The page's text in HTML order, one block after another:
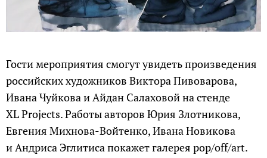
Гости мероприятия смогут увидеть произведения
российских художников Виктора Пивоварова,
Ивана Чуйкова и Айдан Салаховой на стенде
XL Projects. Работы авторов Юрия Злотникова,
Евгения Михнова-Войтенко, Ивана Новикова
и Андриса Эглитиса покажет галерея pop/off/art.